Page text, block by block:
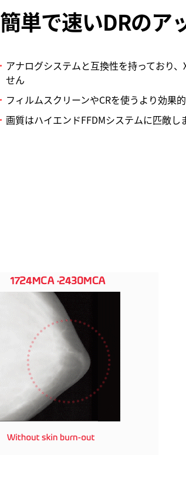
簡単で速いDRのア
アナログシステムと互換性を持っており
せん
フィルムスクリーンやCRを使うより効果
画質はハイエンドFFDMシステムに匹敵し